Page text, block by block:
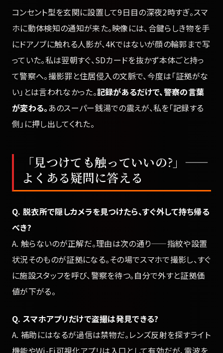
コンセント型を玄関に設置して9日目の深夜2時すぎ。スマ
ホに動体検知の通知が来た。映像には、合鍵らしき物を手
にドアノブに触れる人影が、4Kではないが顔の輪郭まで写
っていた。私は翌朝すぐ、SDカードを抜かず本体ごと持っ
て警察へ。撮影罪と住居侵入の文脈で、今度は「証拠がな
い」とは言われなかった。記録があるだけで、警察の言葉
が変わる。 あのスーパー銭湯での震えが、私を「記録する
側」に押し出してくれた。
「見つけても触っていいの?」——
よくある疑問に答える
Q. 脱衣所で隠しカメラを見つけたら、すぐ外して持ち帰る
べき?
A. 触らないのが正解だ。理由は次の通り——指紋や設置
状況そのものが証拠になる。その場でスマホで撮影し、すぐ
に施設スタッフを呼び、警察を待つ。自分で外すと証拠価
値が下がる。
Q. スマホアプリだけで盗撮は発見できる?
A. 補助にはなるが過信は禁物だ。レンズ反射を探すライト
機能やWi-Fi可視化アプリは入口として有効だが、電波を